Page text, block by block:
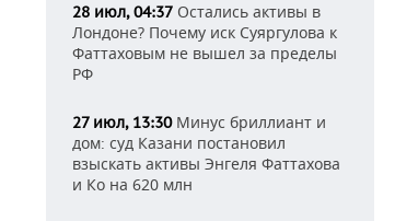
28 июл, 04:37 Остались активы в
Лондоне? Почему иск Суяргулова к
Фаттаховым не вышел за пределы
РФ
27 июл, 13:30Минус бриллиант и
дом: суд Казани постановил
взыскать активы Энгеля Фаттахова
и Ко на 620 млн